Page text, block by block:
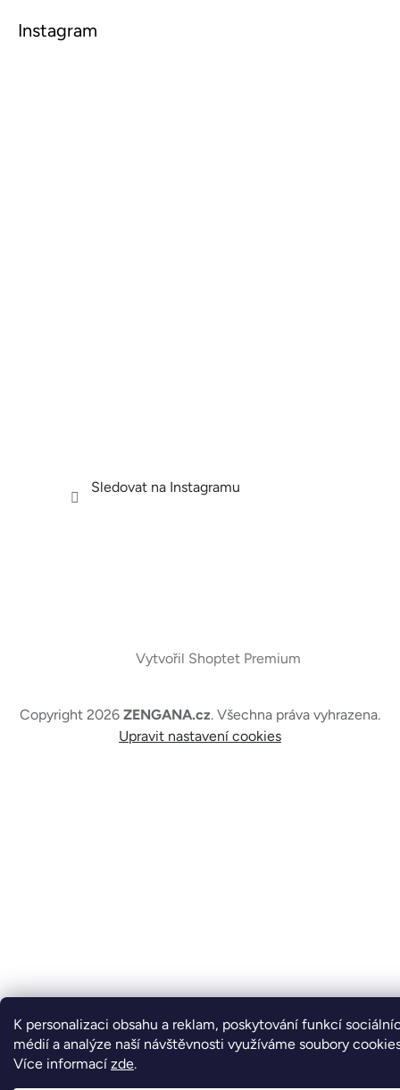
K personalizaci obsahu a reklam, poskytování funkcí
médií a analýze naší návštěvnosti využíváme soubory
Více informací zde.
Instagram
Sledovat na Instagramu
Vytvořil Shoptet Premium
Copyright 2026 ZENGANA.cz. Všechna práva vyhrazena.
Upravit nastavení cookies